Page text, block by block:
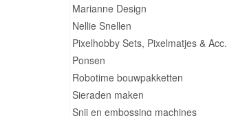
Marianne Design
Nellie Snellen
Pixelhobby Sets, Pixelmatjes & Acc.
Ponsen
Robotime bouwpakketten
Sieraden maken
Snij en embossing machines